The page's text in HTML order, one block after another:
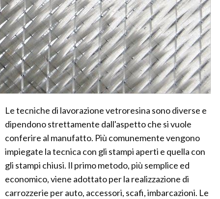
Le tecniche di lavorazione vetroresina sono diverse e
dipendono strettamente dall'aspetto che si vuole
conferire al manufatto. Più comunemente vengono
impiegate la tecnica con gli stampi aperti e quella con
gli stampi chiusi. Il primo metodo, più semplice ed
economico, viene adottato per la realizzazione di
carrozzerie per auto, accessori, scafi, imbarcazioni. Le